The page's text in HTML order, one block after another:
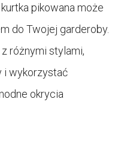
pikowana może
do Twojej garderoby.
różnymi stylami,
i wykorzystać
okrycia